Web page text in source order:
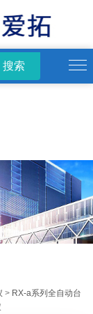
> RX-a系列全自动台